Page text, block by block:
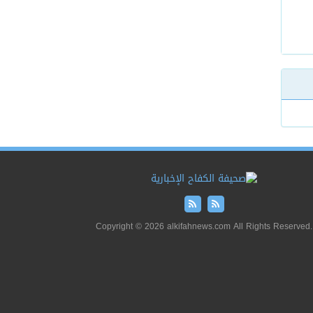
Copyright © 2026 alkifahnews.com All Rights Reserved.